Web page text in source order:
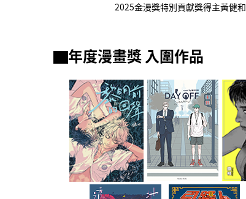
2025金漫獎特別貢獻獎得主黃健和
▇年度漫畫獎 入圍作品